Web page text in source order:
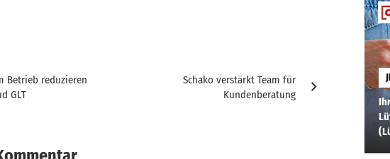
Betrieb reduzieren
GLT
Schako verstärkt Team für
Kundenberatung